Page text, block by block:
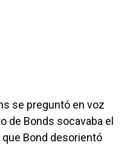
se preguntó en voz
de Bonds socavaba el
Bond desorientó